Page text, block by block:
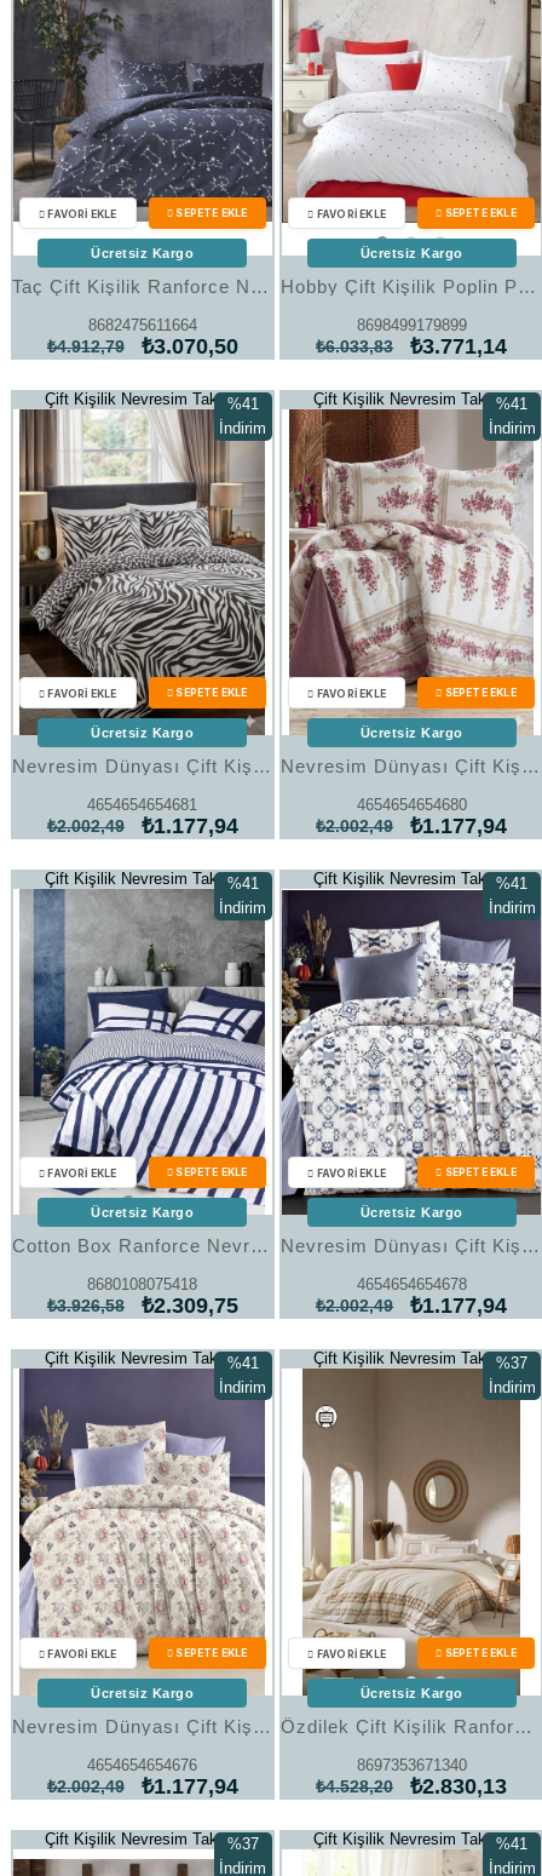
Taç Çift Kişilik Ranforce Nevresim Takımı Loony Lacivert
8682475611664
₺3.070,50
₺4.912,79
Ücretsiz Kargo
Hobby Çift Kişilik Poplin Premium Nakışlı Nevresim Lubow Beyaz 8698499179899
8698499179899
₺3.771,14
₺6.033,83
Ücretsiz Kargo
Çift Kişilik Nevresim Takımı
Nevresim Dünyası Çift Kişilik Nevresim Takımı Art 27
4654654654681
₺1.177,94
₺2.002,49
%41
İndirim
Ücretsiz Kargo
Çift Kişilik Nevresim Takımı
Nevresim Dünyası Çift Kişilik Nevresim Takımı Art 26
4654654654680
₺1.177,94
₺2.002,49
%41
İndirim
Ücretsiz Kargo
Çift Kişilik Nevresim Takımı
Cotton Box Ranforce Nevresim Takımı Çift Kişilik Nifty Lacivert
8680108075418
₺2.309,75
₺3.926,58
%41
İndirim
%41İndirim
Ücretsiz Kargo
Çift Kişilik Nevresim Takımı
Nevresim Dünyası Çift Kişilik Nevresim Takımı Art 24
4654654654678
₺1.177,94
₺2.002,49
%41
İndirim
Ücretsiz Kargo
Çift Kişilik Nevresim Takımı
Nevresim Dünyası Çift Kişilik Nevresim Takımı Art 22
4654654654676
₺1.177,94
₺2.002,49
%41
İndirim
Ücretsiz Kargo
Çift Kişilik Nevresim Takımı
Özdilek Çift Kişilik Ranforce Nevresim Takımı Ligne Auera Krem
8697353671340
₺2.830,13
₺4.528,20
%37
İndirim
Ücretsiz Kargo
Çift Kişilik Nevresim Takımı%37
İndirim
Çift Kişilik Nevresim Takımı%41
İndirim